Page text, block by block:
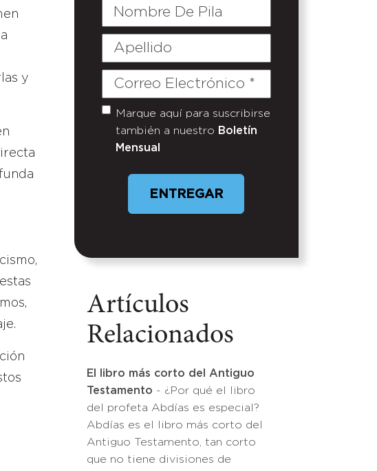
y
Nombre
Pila
Apellido
Correo
Untitled
Marque aquí para suscribirse
también a nuestro Boletín
Mensual
ENTREGAR
Artículos
Relacionados
El libro más corto del Antiguo
Testamento - ¿Por qué el libro
del profeta Abdías es especial?
Abdías es el libro más corto del
Antiguo Testamento, tan corto
que no tiene divisiones de